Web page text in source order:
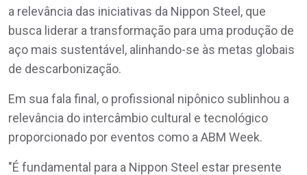
a relevância das iniciativas da Nippon Steel, que
busca liderar a transformação para uma produção de
aço mais sustentável, alinhando-se às metas globais
de descarbonização.
Em sua fala final, o profissional nipônico sublinhou a
relevância do intercâmbio cultural e tecnológico
proporcionado por eventos como a ABM Week.
"É fundamental para a Nippon Steel estar presente